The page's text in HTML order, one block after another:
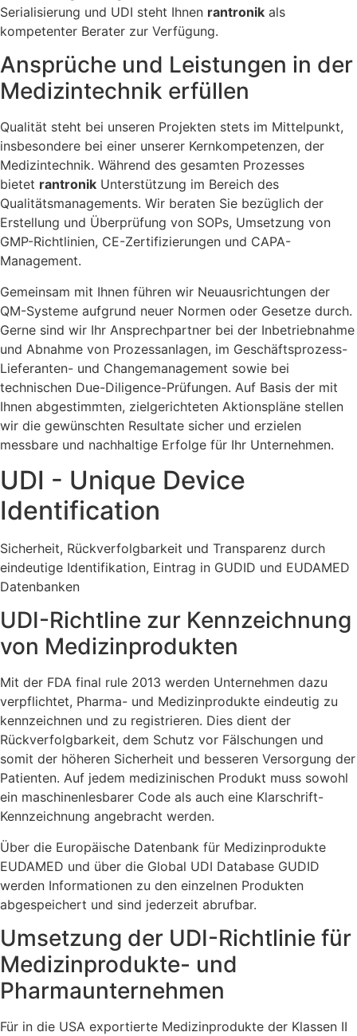
Serialisierung und UDI steht Ihnen rantronik als
kompetenter Berater zur Verfügung.
Ansprüche und Leistungen in der
Medizintechnik erfüllen
Qualität steht bei unseren Projekten stets im Mittelpunkt,
insbesondere bei einer unserer Kernkompetenzen, der
Medizintechnik. Während des gesamten Prozesses
bietet rantronik Unterstützung im Bereich des
Qualitätsmanagements. Wir beraten Sie bezüglich der
Erstellung und Überprüfung von SOPs, Umsetzung von
GMP-Richtlinien, CE-Zertifizierungen und CAPA-
Management.
Gemeinsam mit Ihnen führen wir Neuausrichtungen der
QM-Systeme aufgrund neuer Normen oder Gesetze durch.
Gerne sind wir Ihr Ansprechpartner bei der Inbetriebnahme
und Abnahme von Prozessanlagen, im Geschäftsprozess-
Lieferanten- und Changemanagement sowie bei
technischen Due-Diligence-Prüfungen. Auf Basis der mit
Ihnen abgestimmten, zielgerichteten Aktionspläne stellen
wir die gewünschten Resultate sicher und erzielen
messbare und nachhaltige Erfolge für Ihr Unternehmen.
UDI - Unique Device
Identification
Sicherheit, Rückverfolgbarkeit und Transparenz durch
eindeutige Identifikation, Eintrag in GUDID und EUDAMED
Datenbanken
UDI-Richtline zur Kennzeichnung
von Medizinprodukten
Mit der FDA final rule 2013 werden Unternehmen dazu
verpflichtet, Pharma- und Medizinprodukte eindeutig zu
kennzeichnen und zu registrieren. Dies dient der
Rückverfolgbarkeit, dem Schutz vor Fälschungen und
somit der höheren Sicherheit und besseren Versorgung der
Patienten. Auf jedem medizinischen Produkt muss sowohl
ein maschinenlesbarer Code als auch eine Klarschrift-
Kennzeichnung angebracht werden.
Über die Europäische Datenbank für Medizinprodukte
EUDAMED und über die Global UDI Database GUDID
werden Informationen zu den einzelnen Produkten
abgespeichert und sind jederzeit abrufbar.
Umsetzung der UDI-Richtlinie für
Medizinprodukte- und
Pharmaunternehmen
Für in die USA exportierte Medizinprodukte der Klassen II